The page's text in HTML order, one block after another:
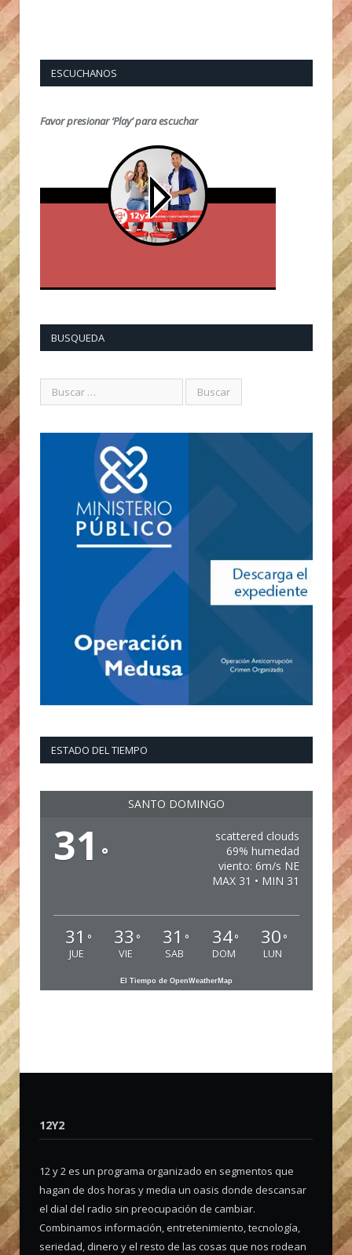
ESCUCHANOS
Favor presionar ‘Play’ para escuchar
BUSQUEDA
ESTADO DEL TIEMPO
SANTO DOMINGO
31 °
scattered clouds
69% humedad
viento: 6m/s NE
MAX 31 • MIN 31
31 °
JUE
33 °
VIE
31 °
SAB
34°
DOM
30 °
LUN
El Tiempo de OpenWeatherMap
12Y2
12 y 2 es un programa organizado en segmentos que
hagan de dos horas y media un oasis donde descansar
el dial del radio sin preocupación de cambiar.
Combinamos información, entretenimiento, tecnología,
seriedad, dinero y el resto de las cosas que nos rodean